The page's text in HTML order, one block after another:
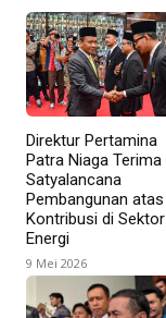
Direktur Pertamina
Patra Niaga Terima
Satyalancana
Pembangunan atas
Kontribusi di Sektor
Energi
9 Mei 2026